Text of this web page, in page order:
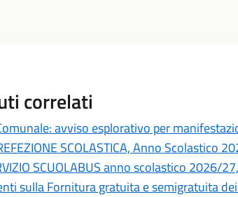
correlati
avviso esplorativo per
SCOLASTICA, Anno Scolastico
SCUOLABUS anno scolastico 2026/27,
sulla Fornitura gratuita e semigratuita